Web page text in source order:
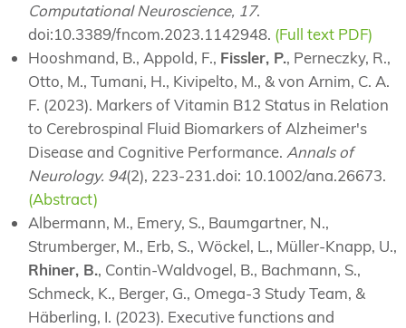
Computational Neuroscience, 17.
doi:10.3389/fncom.2023.1142948. (Full text PDF)
Hooshmand, B., Appold, F., Fissler, P., Perneczky, R.,
Otto, M., Tumani, H., Kivipelto, M., & von Arnim, C. A.
F. (2023). Markers of Vitamin B12 Status in Relation
to Cerebrospinal Fluid Biomarkers of Alzheimer's
Disease and Cognitive Performance. Annals of
Neurology. 94(2), 223-231.doi: 10.1002/ana.26673.
(Abstract)
Albermann, M., Emery, S., Baumgartner, N.,
Strumberger, M., Erb, S., Wöckel, L., Müller-Knapp, U.,
Rhiner, B., Contin-Waldvogel, B., Bachmann, S.,
Schmeck, K., Berger, G., Omega-3 Study Team, &
Häberling, I. (2023). Executive functions and